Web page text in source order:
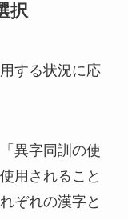
択
する状況に応
異字同訓の使
用されること
ぞれの漢字と